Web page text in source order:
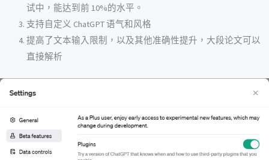
试中，能达到前 10%的水平。
支持自定义 ChatGPT 语气和风格
提高了文本输入限制，以及其他准确性提升，大段论文可以
直接解析